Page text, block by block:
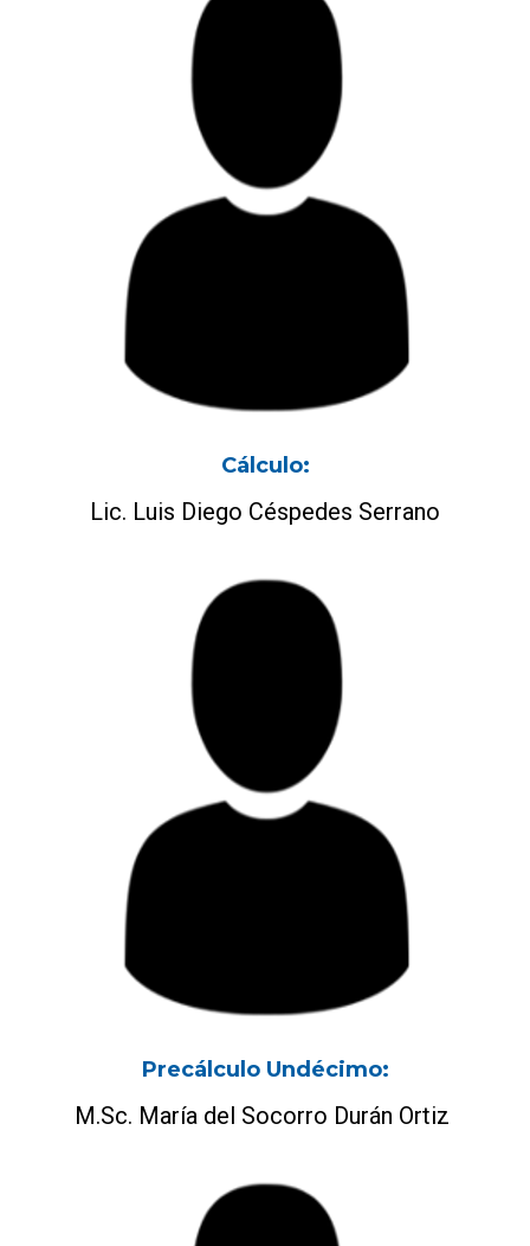
Cálculo:
Lic. Luis Diego Céspedes Serrano
Precálculo Undécimo:
M.Sc. María del Socorro Durán Ortiz